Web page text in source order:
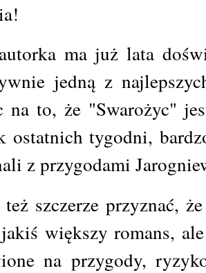
ma już lata
jedną z
na to, że "Swarożyc"
ostatnich tygodni,
z przygodami
też szczerze przyznać,
większy romans,
na przygody,